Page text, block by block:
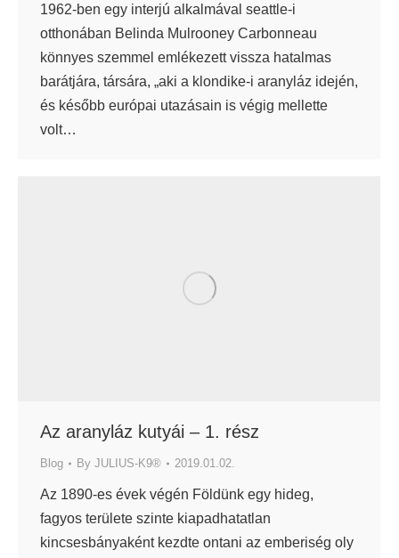
1962-ben egy interjú alkalmával seattle-i
otthonában Belinda Mulrooney Carbonneau
könnyes szemmel emlékezett vissza hatalmas
barátjára, társára, „aki a klondike-i aranyláz idején,
és később európai utazásain is végig mellette
volt…
Az aranyláz kutyái – 1. rész
Blog By JULIUS-K9® 2019.01.02.
Az 1890-es évek végén Földünk egy hideg,
fagyos területe szinte kiapadhatatlan
kincsesbányaként kezdte ontani az emberiség oly